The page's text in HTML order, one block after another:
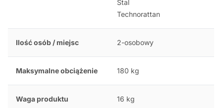
Stal
Technorattan
Ilość osób / miejsc 2-osobowy
Maksymalne obciążenie 180 kg
Waga produktu 16 kg